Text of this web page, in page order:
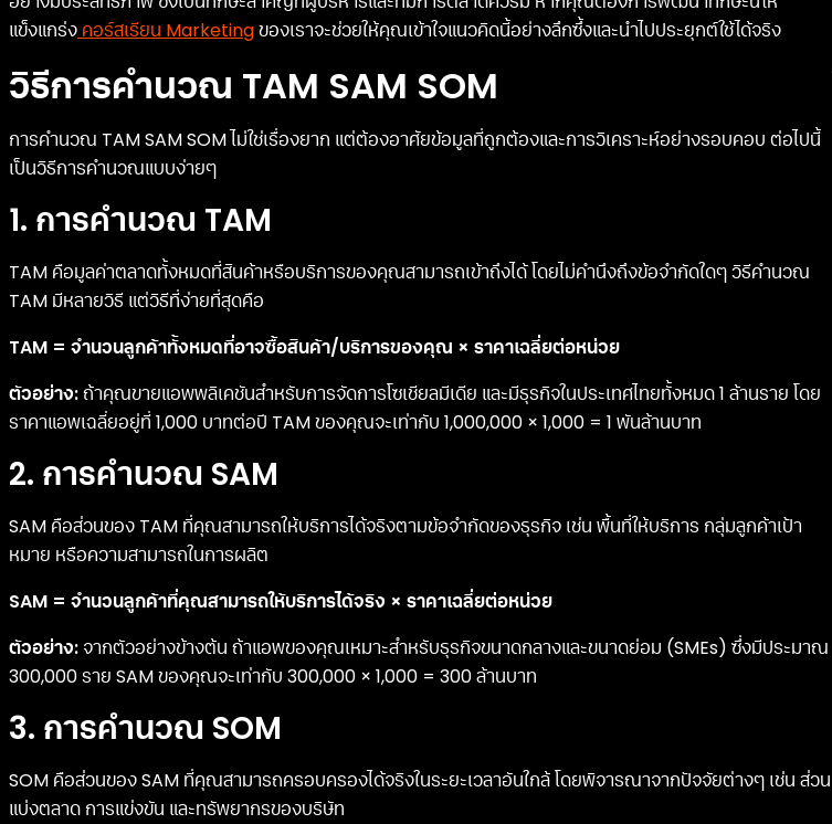
แข็งแกร่ง คอร์สเรียน Marketingของเราจะช่วยให้คุณเข้าใจแนวคิดนี้อย่างลึกซึ้งและนำไปประยุกต์ใช้ได้จริง
วิธีการคำนวณ TAM SAM SOM
การคำนวณ TAM SAM SOM ไม่ใช่เรื่องยาก แต่ต้องอาศัยข้อมูลที่ถูกต้องและการวิเคราะห์อย่างรอบคอบ ต่อไปนี้
เป็นวิธีการคำนวณแบบง่ายๆ
1. การคำนวณ TAM
TAM คือมูลค่าตลาดทั้งหมดที่สินค้าหรือบริการของคุณสามารถเข้าถึงได้ โดยไม่คำนึงถึงข้อจำกัดใดๆ วิธีคำนวณ
TAM มีหลายวิธี แต่วิธีที่ง่ายที่สุดคือ
TAM = จำนวนลูกค้าทั้งหมดที่อาจซื้อสินค้า/บริการของคุณ × ราคาเฉลี่ยต่อหน่วย
ตัวอย่าง:ถ้าคุณขายแอพพลิเคชันสำหรับการจัดการโซเชียลมีเดีย และมีธุรกิจในประเทศไทยทั้งหมด 1 ล้านราย โดย
ราคาแอพเฉลี่ยอยู่ที่ 1,000 บาทต่อปี TAM ของคุณจะเท่ากับ 1,000,000 × 1,000 = 1 พันล้านบาท
2. การคำนวณ SAM
SAM คือส่วนของ TAM ที่คุณสามารถให้บริการได้จริงตามข้อจำกัดของธุรกิจ เช่น พื้นที่ให้บริการ กลุ่มลูกค้าเป้า
หมาย หรือความสามารถในการผลิต
SAM = จำนวนลูกค้าที่คุณสามารถให้บริการได้จริง × ราคาเฉลี่ยต่อหน่วย
ตัวอย่าง: จากตัวอย่างข้างต้น ถ้าแอพของคุณเหมาะสำหรับธุรกิจขนาดกลางและขนาดย่อม (SMEs) ซึ่งมีประมาณ
300,000 ราย SAM ของคุณจะเท่ากับ 300,000 × 1,000 = 300 ล้านบาท
3. การคำนวณ SOM
SOM คือส่วนของ SAM ที่คุณสามารถครอบครองได้จริงในระยะเวลาอันใกล้ โดยพิจารณาจากปัจจัยต่างๆ เช่น ส่วน
แบ่งตลาด การแข่งขัน และทรัพยากรของบริษัท